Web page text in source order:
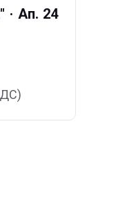
· Ап. 24